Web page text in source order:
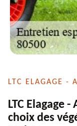
LTC ELAGAGE -
LTC Elagage
choix des